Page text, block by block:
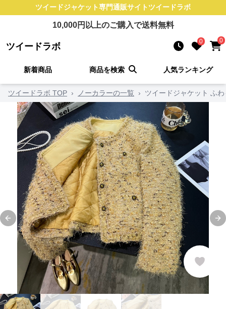
ツイードジャケット専門通販サイト ツイードラボ
10,000円以上のご購入で送料無料
ツイードラボ 0 0
新着商品 商品を検索 人気ランキング
ツイードラボ TOP › ノーカラーの一覧 › ツイードジャケット ふ
Previous slide